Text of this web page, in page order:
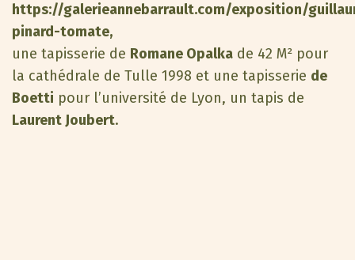
https://galerieannebarrault.com/exposition/
pinard-tomate,
une tapisserie de Romane Opalka de 42 M² pour
la cathédrale de Tulle 1998 et une tapisserie de
Boetti pour l’université de Lyon, un tapis de
Laurent Joubert.